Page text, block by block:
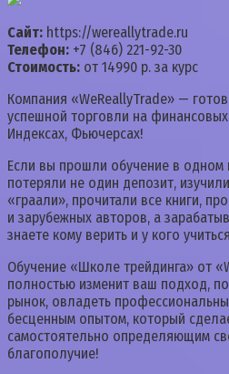
Сайт: https://wereallytrade.ru
Телефон: +7 (846) 221-92-30
Стоимость: от 14990 р. за курс
Компания «WeReallyTrade» —
успешной торговли на
Индексах, Фьючерсах!
Если вы прошли обучение в одном
потеряли не один депозит,
«граали», прочитали все книги,
и зарубежных авторов, а
знаете кому верить и у кого
Обучение «Школе трейдинга» от
полностью изменит ваш подход,
рынок, овладеть
бесценным опытом, который
самостоятельно определяющим
благополучие!